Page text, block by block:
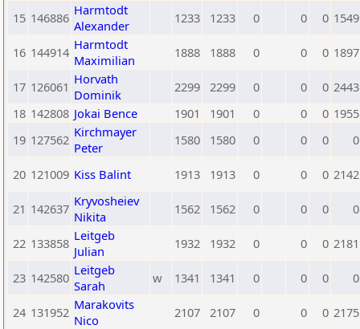
15 146886 Harmtodt
Alexander
1233 1233 0 0 0 1549
16 144914 Harmtodt
Maximilian
1888 1888 0 0 0 1897
17 126061 Horvath
Dominik
2299 2299 0 0 0 2443
18 142808 Jokai Bence 1901 1901 0 0 0 1955
19 127562 Kirchmayer
Peter
1580 1580 0 0 0 0
20 121009 Kiss Balint 1913 1913 0 0 0 2142
21 142637 Kryvosheiev
Nikita
1562 1562 0 0 0 0
22 133858 Leitgeb
Julian
1932 1932 0 0 0 2181
23 142580 Leitgeb
Sarah
w 1341 1341 0 0 0 0
24 131952 Marakovits
Nico
2107 2107 0 0 0 2175